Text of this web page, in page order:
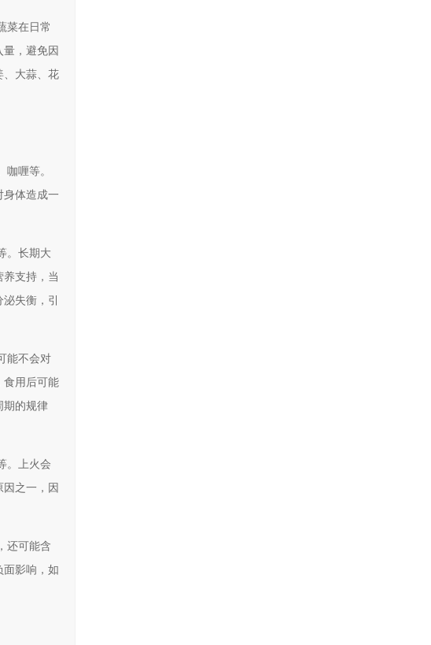
菜在日常
，避免因
、大蒜、花
喱等。
身体造成一
。长期大
支持，当
失衡，引
能不会对
食用后可能
期的规律
。上火会
之一，因
还可能含
面影响，如